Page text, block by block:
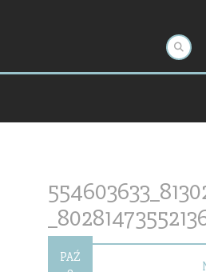
PAŹ